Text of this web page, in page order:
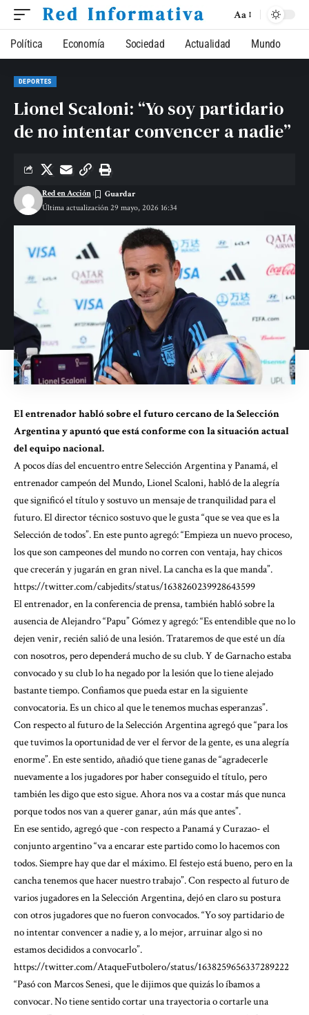
Aa
Política Economía Sociedad Actualidad Mundo
DEPORTES
Lionel Scaloni: “Yo soy partidario
de no intentar convencer a nadie”
Última actualización 29 mayo, 2026 16:34
Red en Acción
El entrenador habló sobre el futuro cercano de la Selección
Argentina y apuntó que está conforme con la situación actual
del equipo nacional.
A pocos días del encuentro entre Selección Argentina y Panamá, el
entrenador campeón del Mundo, Lionel Scaloni, habló de la alegría
que significó el título y sostuvo un mensaje de tranquilidad para el
futuro. El director técnico sostuvo que le gusta “que se vea que es la
Selección de todos”. En este punto agregó: “Empieza un nuevo proceso,
los que son campeones del mundo no corren con ventaja, hay chicos
que crecerán y jugarán en gran nivel. La cancha es la que manda”.
https://twitter.com/cabjedits/status/1638260239928643599
El entrenador, en la conferencia de prensa, también habló sobre la
ausencia de Alejandro “Papu” Gómez y agregó: “Es entendible que no lo
dejen venir, recién salió de una lesión. Trataremos de que esté un día
con nosotros, pero dependerá mucho de su club. Y de Garnacho estaba
convocado y su club lo ha negado por la lesión que lo tiene alejado
bastante tiempo. Confiamos que pueda estar en la siguiente
convocatoria. Es un chico al que le tenemos muchas esperanzas”.
Con respecto al futuro de la Selección Argentina agregó que “para los
que tuvimos la oportunidad de ver el fervor de la gente, es una alegría
enorme”. En este sentido, añadió que tiene ganas de “agradecerle
nuevamente a los jugadores por haber conseguido el título, pero
también les digo que esto sigue. Ahora nos va a costar más que nunca
porque todos nos van a querer ganar, aún más que antes”.
En ese sentido, agregó que -con respecto a Panamá y Curazao- el
conjunto argentino “va a encarar este partido como lo hacemos con
todos. Siempre hay que dar el máximo. El festejo está bueno, pero en la
cancha tenemos que hacer nuestro trabajo”. Con respecto al futuro de
varios jugadores en la Selección Argentina, dejó en claro su postura
con otros jugadores que no fueron convocados. “Yo soy partidario de
no intentar convencer a nadie y, a lo mejor, arruinar algo si no
estamos decididos a convocarlo”.
https://twitter.com/AtaqueFutbolero/status/1638259656337289222
“Pasó con Marcos Senesi, que le dijimos que quizás lo íbamos a
convocar. No tiene sentido cortar una trayectoria o cortarle una